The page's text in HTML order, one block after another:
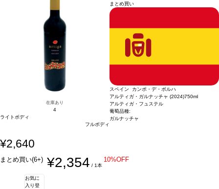
在庫あり
4
ライトボディ
フルボディ
まとめ買い
スペイン カンポ・デ・ボルハ
アルティガ・ガルナッチャ (2024)750ml
アルティガ・フュステル
葡萄品種:
ガルナッチャ
¥2,640
まとめ買い(6+) ¥2,354 / 1本
10%OFF
お気に
入り登